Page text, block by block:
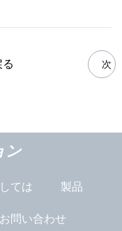
る 次
ン
ては 製品
お問い合わせ